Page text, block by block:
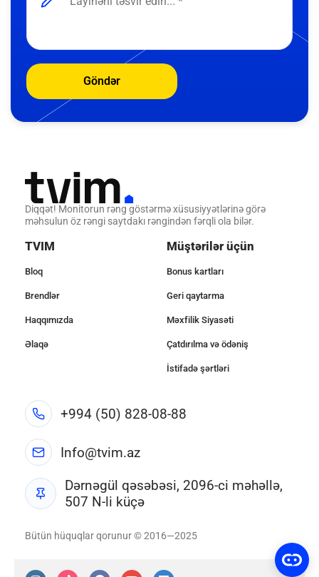
Göndər
Diqqət! Monitorun rəng göstərmə xüsusiyyətlərinə görə
məhsulun öz rəngi saytdakı rəngindən fərqli ola bilər.
TVIM
Bloq
Brendlər
Haqqımızda
Əlaqə
Müştərilər üçün
Bonus kartları
Geri qaytarma
Məxfilik Siyasəti
Çatdırılma və ödəniş
İstifadə şərtləri
+994 (50) 828-08-88
Info@tvim.az
Dərnəgül qəsəbəsi, 2096-ci məhəllə,
507 N-li küçə
Bütün hüquqlar qorunur © 2016—2025